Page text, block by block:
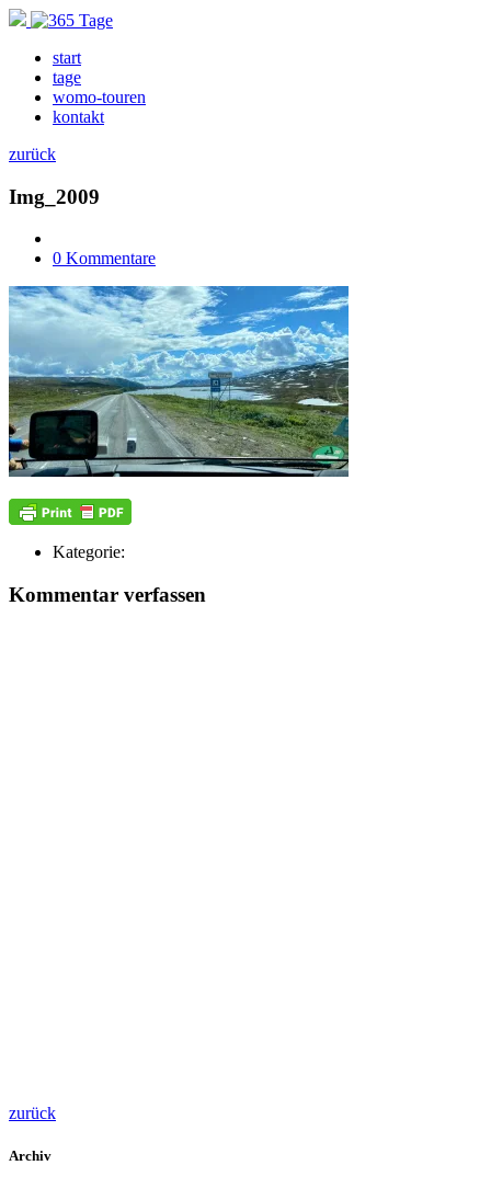
start
tage
womo-touren
kontakt
zurück
Img_2009
0 Kommentare
Kategorie:
Kommentar verfassen
zurück
Archiv